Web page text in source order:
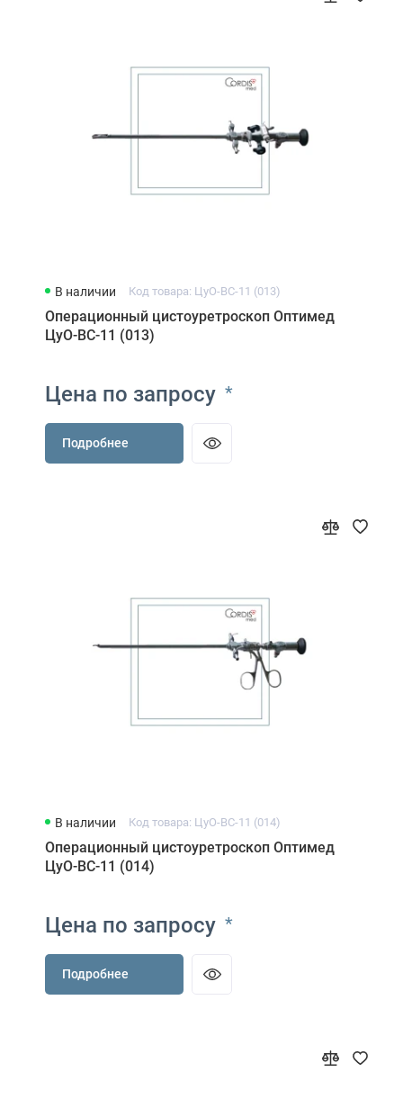
В наличии Код товара: ЦуО-ВС-11 (013)
Операционный цистоуретроскоп Оптимед
ЦуО-ВС-11 (013)
Цена по запросу *
Подробнее
В наличии Код товара: ЦуО-ВС-11 (014)
Операционный цистоуретроскоп Оптимед
ЦуО-ВС-11 (014)
Цена по запросу *
Подробнее